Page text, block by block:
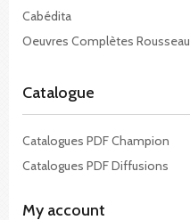
Cabédita
Oeuvres Complètes Rousseau
Catalogue
Catalogues PDF Champion
Catalogues PDF Diffusions
My account